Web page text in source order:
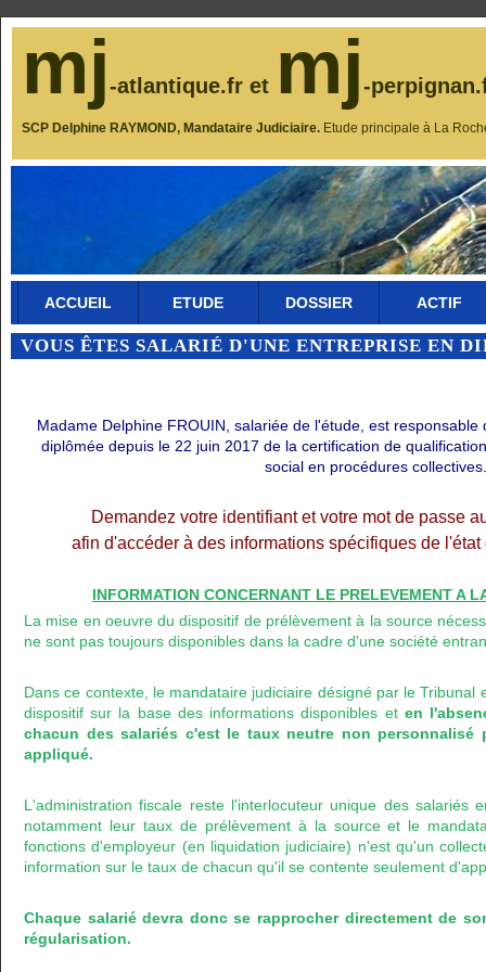
mj-atlantique.fr et mj-
SCP Delphine RAYMOND, Mandataire Judiciaire. Etude principale à La
ACCUEIL ETUDE DOSSIER ACTIF
VOUS ÊTES SALARIÉ D'UNE ENTREPRISE EN
Madame Delphine FROUIN, salariée de l'étude, est
diplômée depuis le 22 juin 2017 de la certification de
social en procédures collectives.
Demandez votre identifiant et votre mot de passe
afin d'accéder à des informations spécifiques de
INFORMATION CONCERNANT LE PRELEVEMENT A
La mise en oeuvre du dispositif de prélèvement à la source
ne sont pas toujours disponibles dans la cadre d'une société
Dans ce contexte, le mandataire judiciaire désigné par le Tribunal
dispositif sur la base des informations disponibles et en
chacun des salariés c'est le taux neutre non personnalisé
appliqué.
L'administration fiscale reste l'interlocuteur unique des salariés
notamment leur taux de prélèvement à la source et le
fonctions d'employeur (en liquidation judiciaire) n'est qu'un
information sur le taux de chacun qu'il se contente seulement
Chaque salarié devra donc se rapprocher directement de
régularisation.